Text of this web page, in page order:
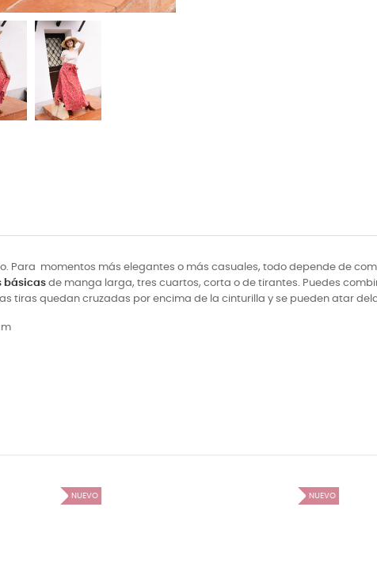
Para momentos más elegantes o más casuales, todo depende de
básicas de manga larga, tres cuartos, corta o de tirantes. Puedes
tiras quedan cruzadas por encima de la cinturilla y se pueden atar